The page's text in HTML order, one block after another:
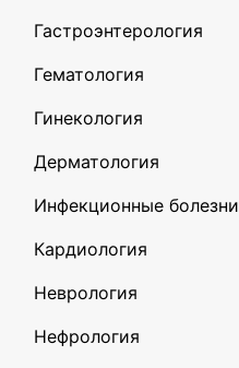
Гастроэнтерология
Гематология
Гинекология
Дерматология
Инфекционные болезни
Кардиология
Неврология
Нефрология